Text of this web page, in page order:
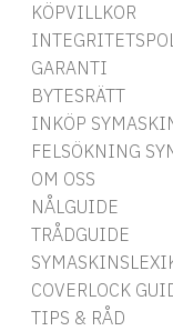
KÖPVILLKOR
GARANTI
BYTESRÄTT
INKÖP
FELSÖKNING
OM OSS
NÅLGUIDE
TRÅDGUIDE
COVERLOCK
TIPS & RÅD